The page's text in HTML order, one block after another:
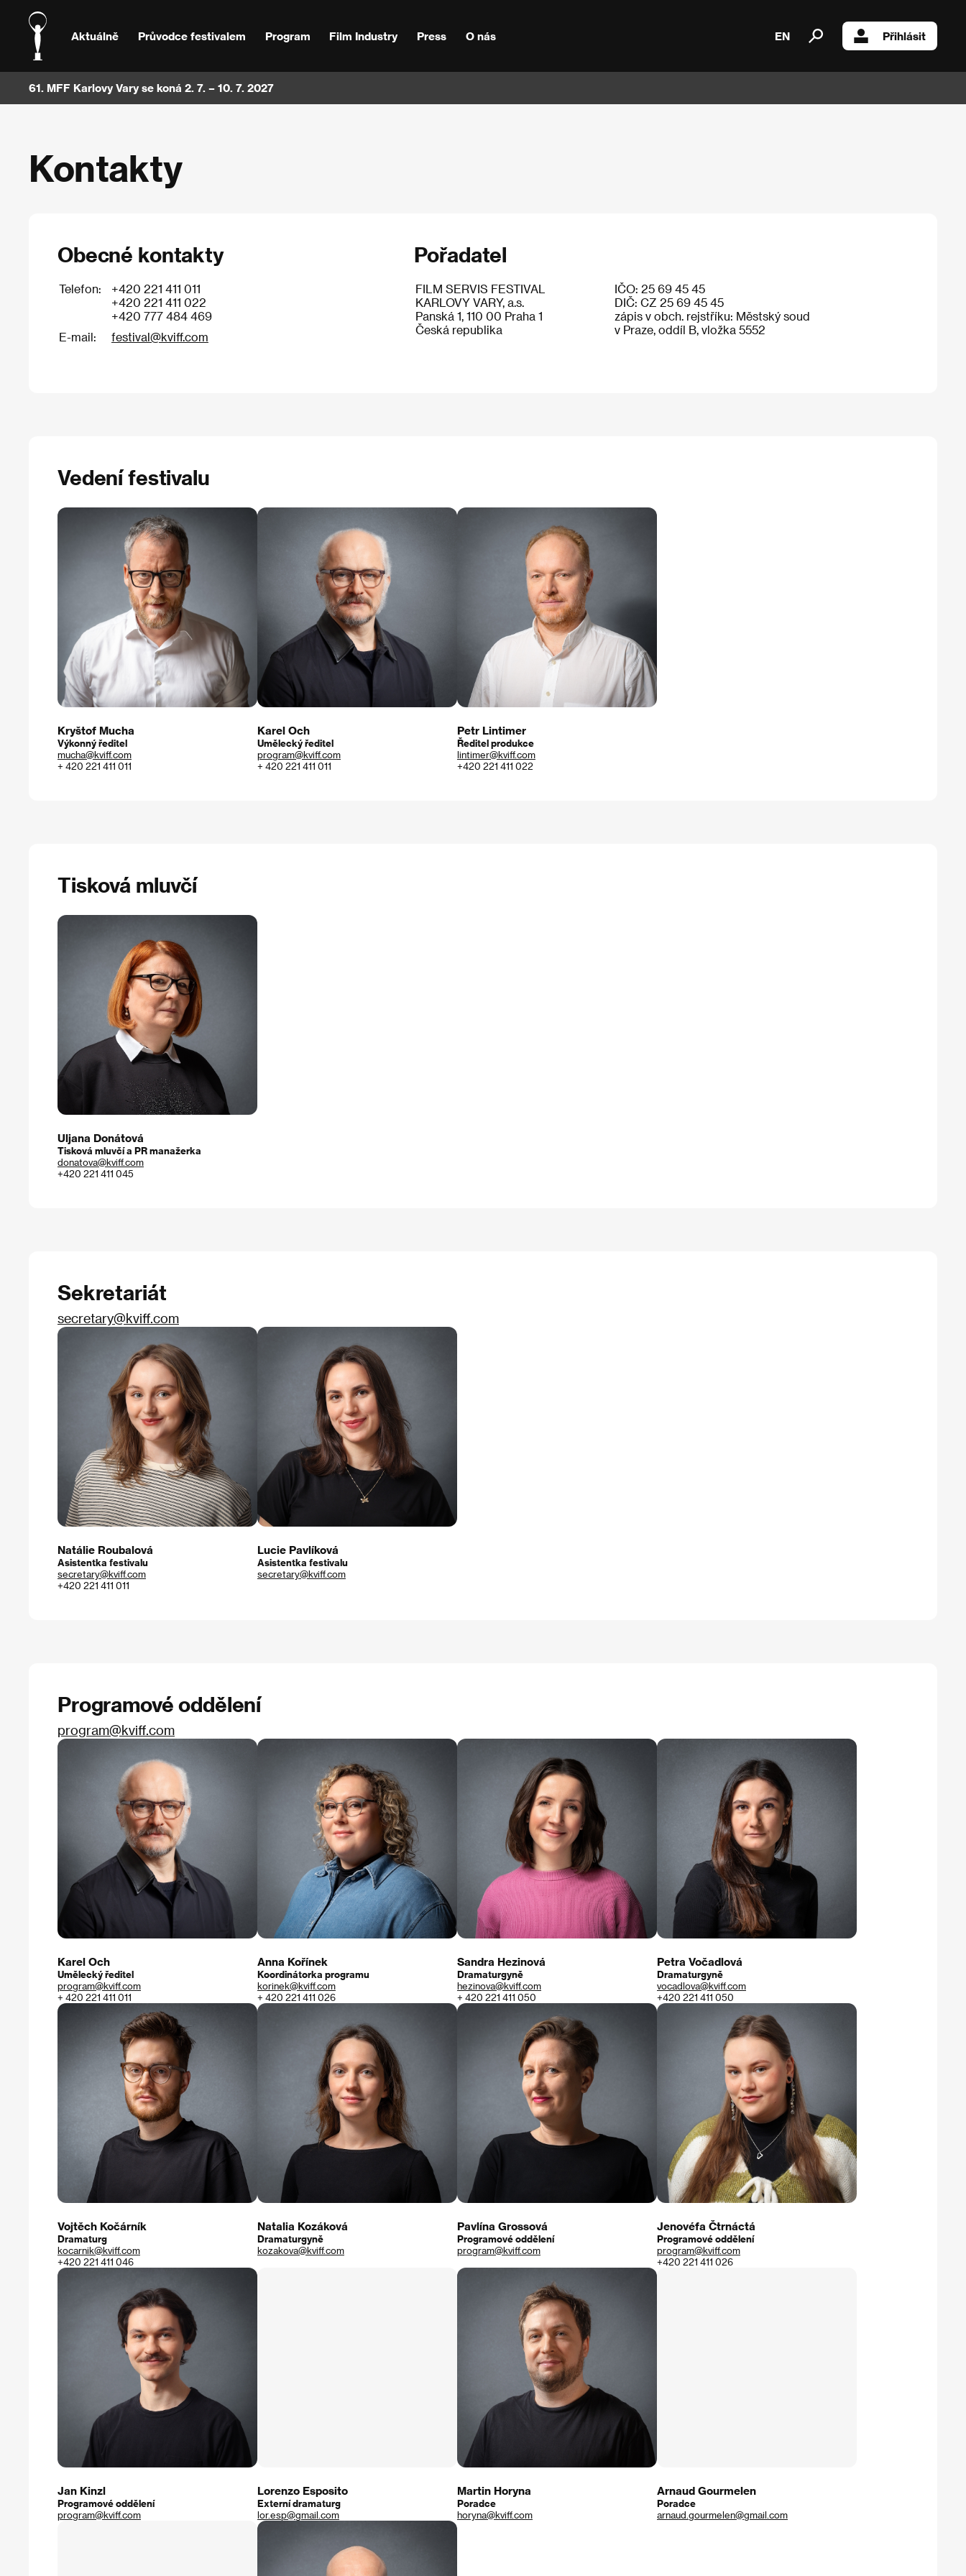
Aktuálně Průvodce festivalem Program Film Industry Press O nás EN Přihlásit
61. MFF Karlovy Vary se koná 2. 7. – 10. 7. 2027
Kontakty
Obecné kontakty
Telefon:
+420 221 411 011
+420 221 411 022
+420 777 484 469
E-mail:
festival@kviff.com
Pořadatel
FILM SERVIS FESTIVAL
KARLOVY VARY, a.s.
Panská 1, 110 00 Praha 1
Česká republika
IČO: 25 69 45 45
DIČ: CZ 25 69 45 45
zápis v obch. rejstříku: Městský soud
v Praze, oddíl B, vložka 5552
Vedení festivalu
Kryštof Mucha
Výkonný ředitel
mucha@kviff.com
+ 420 221 411 011
Karel Och
Umělecký ředitel
program@kviff.com
+ 420 221 411 011
Petr Lintimer
Ředitel produkce
lintimer@kviff.com
+420 221 411 022
Tisková mluvčí
Uljana Donátová
Tisková mluvčí a PR manažerka
donatova@kviff.com
+420 221 411 045
Sekretariát
secretary@kviff.com
Natálie Roubalová
Asistentka festivalu
secretary@kviff.com
+420 221 411 011
Lucie Pavlíková
Asistentka festivalu
secretary@kviff.com
Programové oddělení
program@kviff.com
Karel Och
Umělecký ředitel
program@kviff.com
+ 420 221 411 011
Anna Kořínek
Koordinátorka programu
korinek@kviff.com
+ 420 221 411 026
Sandra Hezinová
Dramaturgyně
hezinova@kviff.com
+ 420 221 411 050
Petra Vočadlová
Dramaturgyně
vocadlova@kviff.com
+420 221 411 050
Vojtěch Kočárník
Dramaturg
kocarnik@kviff.com
+420 221 411 046
Natalia Kozáková
Dramaturgyně
kozakova@kviff.com
Pavlína Grossová
Programové oddělení
program@kviff.com
Jenovéfa Čtrnáctá
Programové oddělení
program@kviff.com
+420 221 411 026
Jan Kinzl
Programové oddělení
program@kviff.com
Lorenzo Esposito
Externí dramaturg
lor.esp@gmail.com
Martin Horyna
Poradce
horyna@kviff.com
Arnaud Gourmelen
Poradce
arnaud.gourmelen@gmail.com